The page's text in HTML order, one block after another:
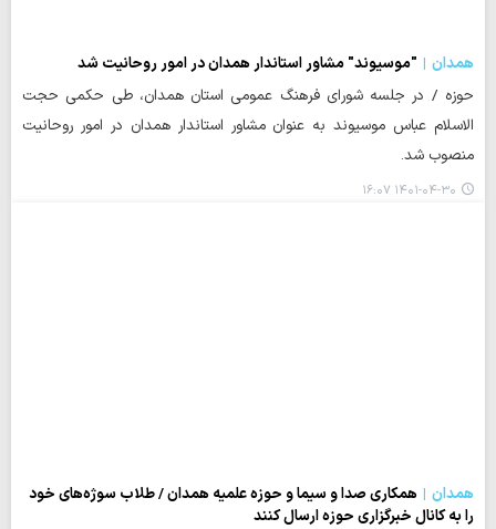
همدان
"موسیوند" مشاور استاندار همدان در امور روحانیت شد
حوزه / در جلسه شورای فرهنگ عمومی استان همدان، طی حکمی حجت
الاسلام عباس موسیوند به عنوان مشاور استاندار همدان در امور روحانیت
منصوب شد.
۱۴۰۱-۰۴-۳۰ ۱۶:۰۷
همدان
همکاری صدا و سیما و حوزه علمیه همدان / طلاب سوژه‌های خود
را به کانال خبرگزاری حوزه ارسال کنند